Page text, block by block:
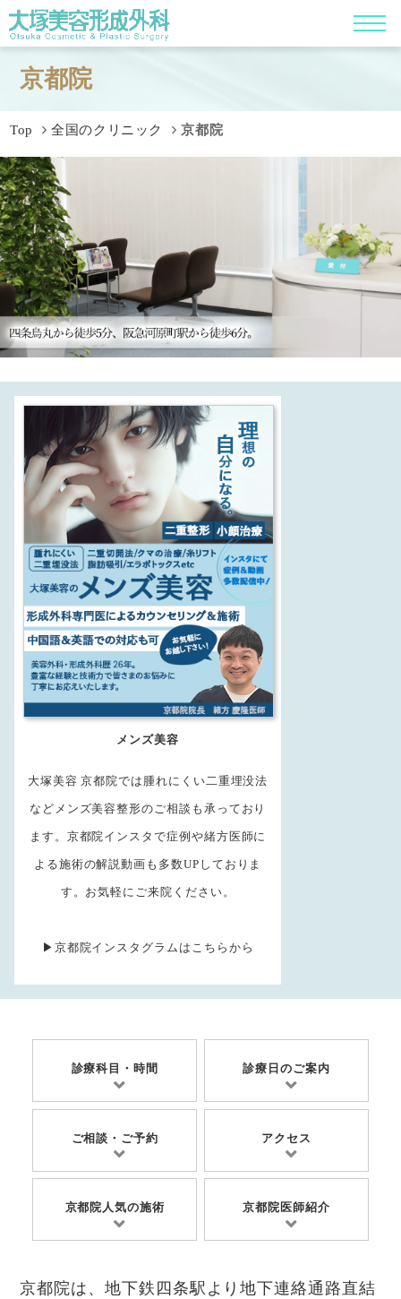
京都院
Top 全国のクリニック 京都院
メンズ美容
大塚美容 京都院では腫れにくい二重埋没法
などメンズ美容整形のご相談も承っており
ます。京都院インスタで症例や緒方医師に
よる施術の解説動画も多数UPしておりま
す。お気軽にご来院ください。
▶ 京都院インスタグラムはこちらから
診療科目・時間 診療日のご案内
ご相談・ご予約 アクセス
京都院人気の施術 京都院医師紹介
京都院は、地下鉄四条駅より地下連絡通路直結